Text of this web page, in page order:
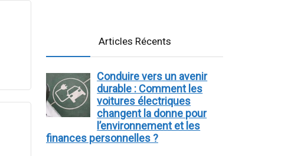
Articles Récents
Conduire vers un avenir
durable : Comment les
voitures électriques
changent la donne pour
l’environnement et les
finances personnelles ?